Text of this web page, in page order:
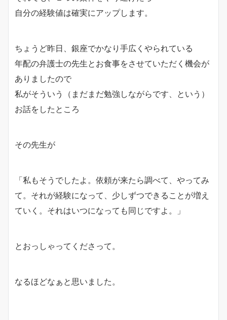
自分の経験値は確実にアップします。
ちょうど昨日、銀座でかなり手広くやられている
年配の弁護士の先生とお食事をさせていただく機会が
ありましたので
私がそういう（まだまだ勉強しながらです、という）
お話をしたところ
その先生が
「私もそうでしたよ。依頼が来たら調べて、やってみ
て。それが経験になって、少しずつできることが増え
ていく。それはいつになっても同じですよ。」
とおっしゃってくださって。
なるほどなぁと思いました。